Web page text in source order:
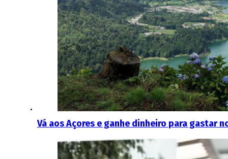
Vá aos Açores e ganhe dinheiro para gastar